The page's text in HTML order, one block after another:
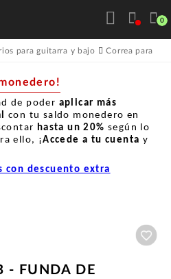
0
para guitarra y bajo Correa para
de poder aplicar más
con tu saldo monedero en
hasta un 20% según lo
ello, ¡Accede a tu cuenta y
con descuento extra
- FUNDA DE